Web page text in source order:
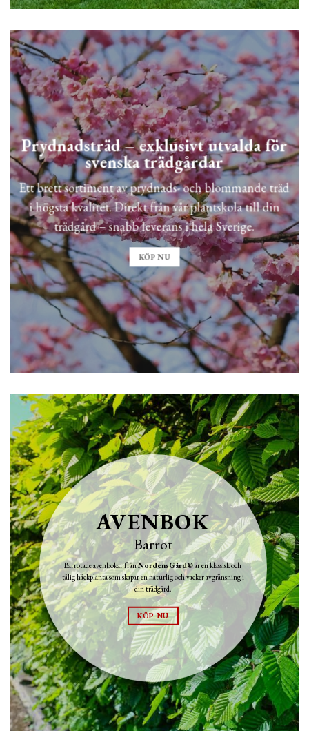
Prydnadsträd – exklusivt utvalda för
svenska trädgårdar
Ett brett sortiment av prydnads- och blommande träd
i högsta kvalitet. Direkt från vår plantskola till din
trädgård – snabb leverans i hela Sverige.
KÖP NU
AVENBOK
Barrot
Barrotade avenbokar frånNordensGård®är en klassisk och
tålig häckplanta som skapar en naturlig och vacker avgränsning i
din trädgård.
KÖP NU